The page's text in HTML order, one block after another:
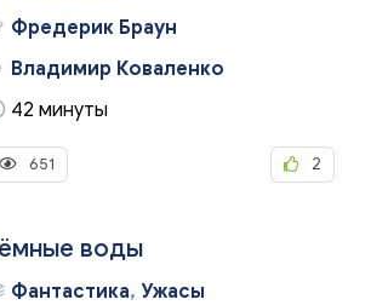
Фредерик Браун
Владимир Коваленко
42 минуты
651 2
воды
Фантастика, Ужасы